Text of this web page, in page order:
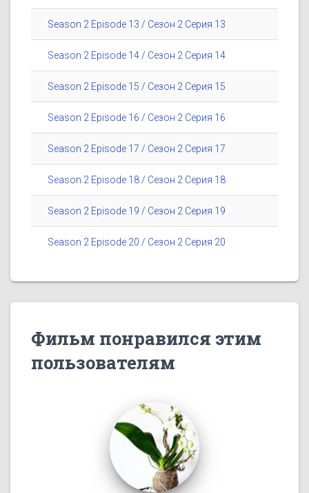
Season 2 Episode 13 / Сезон 2 Серия 13
Season 2 Episode 14 / Сезон 2 Серия 14
Season 2 Episode 15 / Сезон 2 Серия 15
Season 2 Episode 16 / Сезон 2 Серия 16
Season 2 Episode 17 / Сезон 2 Серия 17
Season 2 Episode 18 / Сезон 2 Серия 18
Season 2 Episode 19 / Сезон 2 Серия 19
Season 2 Episode 20 / Сезон 2 Серия 20
Фильм понравился этим
пользователям